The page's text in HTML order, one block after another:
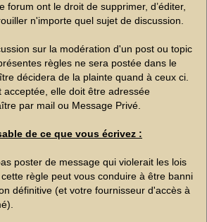
forum ont le droit de supprimer, d’éditer,
n'importe quel sujet de discussion.
sur la modération d'un post ou topic
règles ne sera postée dans le
décidera de la plainte quand à ceux ci.
acceptée, elle doit être adressée
par mail ou Message Privé.
de ce que vous écrivez :
poster de message qui violerait les lois
règle peut vous conduire à être banni
définitive (et votre fournisseur d'accès à